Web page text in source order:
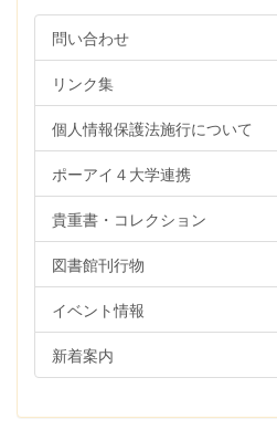
問い合わせ
リンク集
個人情報保護法施行について
ポーアイ４大学連携
貴重書・コレクション
図書館刊行物
イベント情報
新着案内